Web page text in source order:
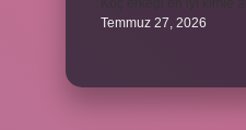
Temmuz 27, 2026